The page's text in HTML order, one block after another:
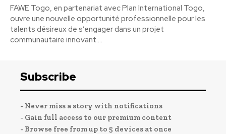
FAWE Togo, en partenariat avec Plan International Togo,
ouvre une nouvelle opportunité professionnelle pour les
talents désireux de s’engager dans un projet
communautaire innovant....
Subscribe
- Never miss a story with notifications
- Gain full access to our premium content
- Browse free from up to 5 devices at once